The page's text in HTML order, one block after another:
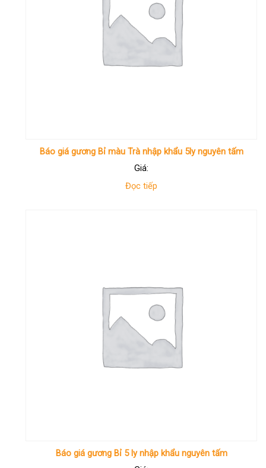
Báo giá gương Bỉ màu Trà nhập khẩu 5ly nguyên tấm
Giá:
Đọc tiếp
Báo giá gương Bỉ 5 ly nhập khẩu nguyên tấm